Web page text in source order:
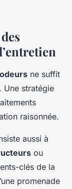
ne suffit
Une stratégie
raisonnée.
aussi à
ou
clés de la
promenade